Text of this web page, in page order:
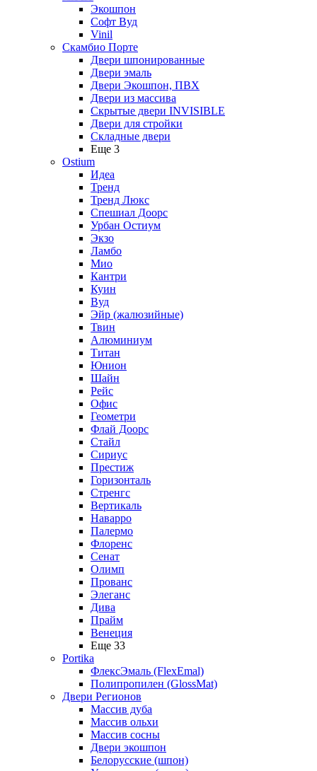
Экошпон
Софт Вуд
Vinil
Скамбио Порте
Двери шпонированные
Двери эмаль
Двери Экошпон, ПВХ
Двери из массива
Скрытые двери INVISIBLE
Двери для стройки
Складные двери
Еще 3
Ostium
Идеа
Тренд
Тренд Люкс
Спешиал Доорс
Урбан Остиум
Экзо
Ламбо
Мио
Кантри
Куин
Вуд
Эйр (жалюзийные)
Твин
Алюминиум
Титан
Юнион
Шайн
Рейс
Офис
Геометри
Флай Доорс
Стайл
Сириус
Престиж
Горизонталь
Стренгс
Вертикаль
Наварро
Палермо
Флоренс
Сенат
Олимп
Прованс
Элеганс
Дива
Прайм
Венеция
Еще 33
Portika
ФлексЭмаль (FlexEmal)
Полипропилен (GlossMat)
Двери Регионов
Массив дуба
Массив ольхи
Массив сосны
Двери экошпон
Белорусские (шпон)